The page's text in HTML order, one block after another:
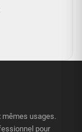
mêmes usages.
pour